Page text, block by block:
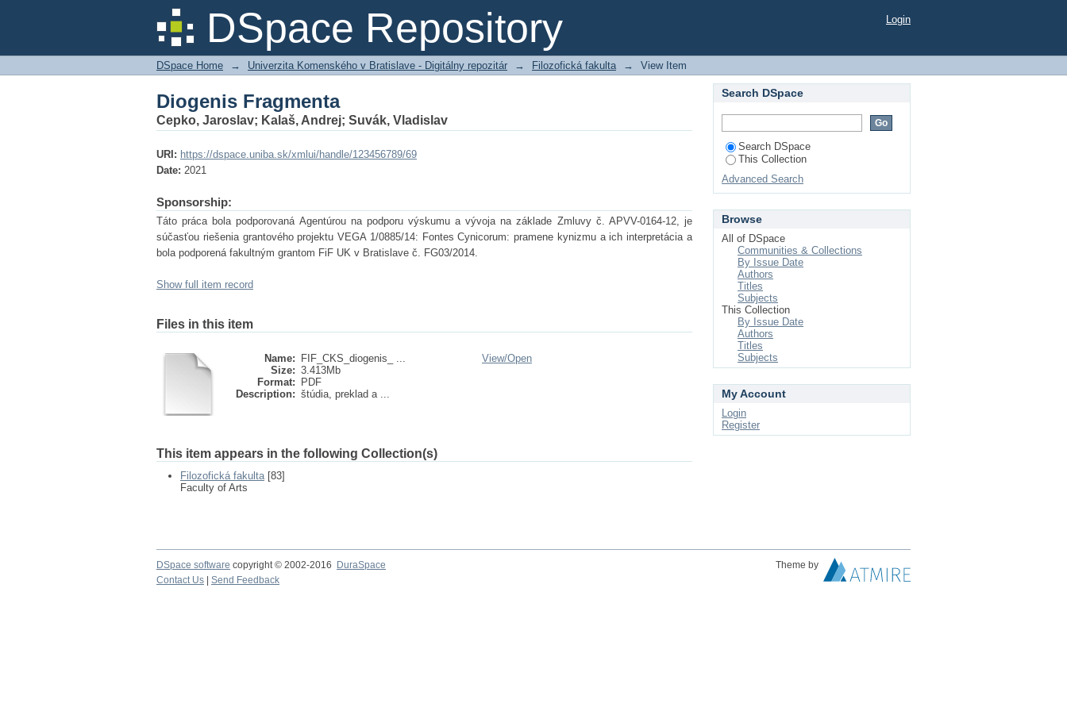
DSpace Repository
Diogenis Fragmenta Login
DSpace Home → Univerzita Komenského v Bratislave - Digitálny repozitár → Filozofická fakulta → View Item
Diogenis Fragmenta
Cepko, Jaroslav; Kalaš, Andrej; Suvák, Vladislav
URI: https://dspace.uniba.sk/xmlui/handle/123456789/69
Date: 2021
Sponsorship:
Táto práca bola podporovaná Agentúrou na podporu výskumu a vývoja na základe Zmluvy č. APVV-0164-12, je
súčasťou riešenia grantového projektu VEGA 1/0885/14: Fontes Cynicorum: pramene kynizmu a ich interpretácia a
bola podporená fakultným grantom FiF UK v Bratislave č. FG03/2014.
Show full item record
Files in this item
Name:
FIF_CKS_diogenis_ ...
Size: 3.413Mb
Format:
PDF
Description: štúdia, preklad a ...
View/Open
This item appears in the following Collection(s)
Filozofická fakulta[83]
Faculty of Arts
Search DSpace
Search DSpace
This Collection
Advanced Search
Browse
All of DSpace
Communities & Collections
By Issue Date
Authors
Titles
Subjects
This Collection
By Issue Date
Authors
Titles
Subjects
My Account
Login
Register
DSpace software copyright © 2002-2016 DuraSpace
Theme by
Contact Us
Send Feedback